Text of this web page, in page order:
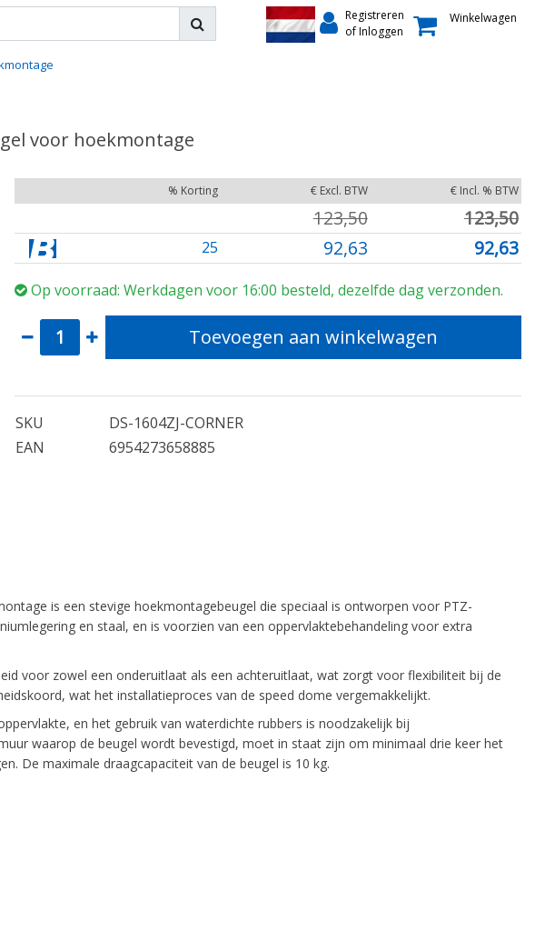
Registreren
of Inloggen
Winkelwagen
voor hoekmontage
% Korting € Excl. BTW € Incl. % BTW
123,50 123,50
25 92,63 92,63
Op voorraad: Werkdagen voor 16:00 besteld, dezelfde dag verzonden.
Toevoegen aan winkelwagen
SKU
DS-1604ZJ-CORNER
EAN
6954273658885
is een stevige hoekmontagebeugel die speciaal is ontworpen voor PTZ-
en staal, en is voorzien van een oppervlaktebehandeling voor extra
voor zowel een onderuitlaat als een achteruitlaat, wat zorgt voor flexibiliteit bij de
wat het installatieproces van de speed dome vergemakkelijkt.
en het gebruik van waterdichte rubbers is noodzakelijk bij
waarop de beugel wordt bevestigd, moet in staat zijn om minimaal drie keer het
De maximale draagcapaciteit van de beugel is 10 kg.